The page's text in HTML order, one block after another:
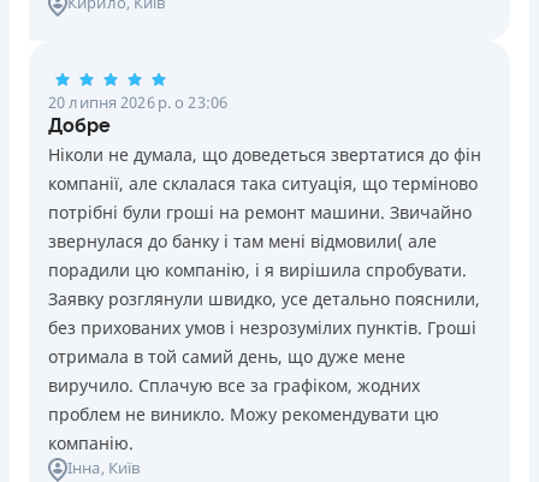
20 липня 2026 р. о 23:06
Добре
Ніколи не думала, що доведеться звертатися до фін
компанії, але склалася така ситуація, що терміново
потрібні були гроші на ремонт машини. Звичайно
звернулася до банку і там мені відмовили( але
порадили цю компанію, і я вирішила спробувати.
Заявку розглянули швидко, усе детально пояснили,
без прихованих умов і незрозумілих пунктів. Гроші
отримала в той самий день, що дуже мене
виручило. Сплачую все за графіком, жодних
проблем не виникло. Можу рекомендувати цю
компанію.
Інна, Київ